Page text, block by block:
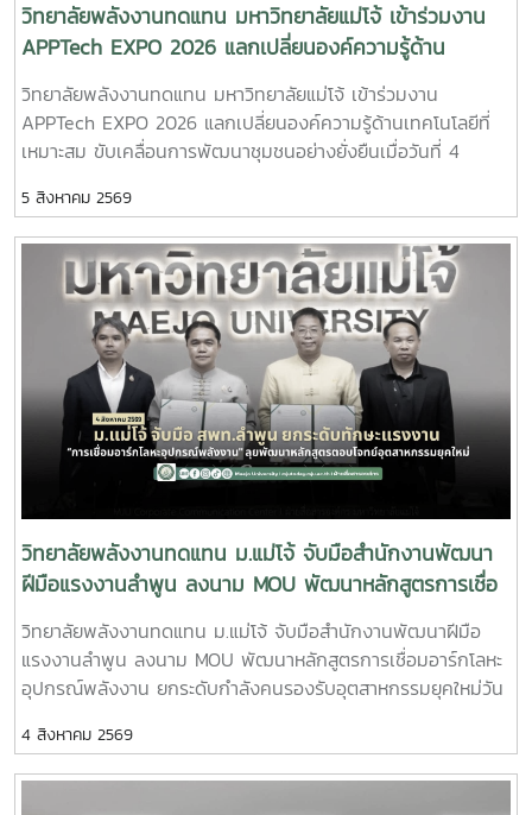
วิทยาลัยพลังงานทดแทน มหาวิทยาลัยแม่โจ้ เข้าร่วมงาน
APPTech EXPO 2026 แลกเปลี่ยนองค์ความรู้ด้าน
เทคโนโลยีที่เหมาะสม ขับเคลื่อนการพัฒนาชุมชนอย่าง
ยั่งยืน
วิทยาลัยพลังงานทดแทน มหาวิทยาลัยแม่โจ้ เข้าร่วมงาน
APPTech EXPO 2026 แลกเปลี่ยนองค์ความรู้ด้านเทคโนโลยีที่
เหมาะสม ขับเคลื่อนการพัฒนาชุมชนอย่างยั่งยืนเมื่อวันที่ 4
ช่วยศาสตราจารย์ ดร.ภคมน ปินตานา อาจารย์ประจำวิทยาลัย
พลังงานทดแทน มหาวิทยาลัยแม่โจ้ เข้าร่วมการประชุม APPTech
EXPO 2026 : พลังเทคโนโลยีที่เหมาะสม เพื่อการพัฒนาชุมชน
พื้นที่ “สร้างนวัตกรชุมชน ขับเคลื่อนเศรษฐกิจฐานรากอย่าง
ยั่งยืน” ณ โรงแรมเซ็นทารา แกรนด์ แอท เซ็นทรัลพลาซา
ลาดพร้าว กรุงเทพมหานครภายในงานมีการนำเสนอแนวคิดและ
แนวทางการขับเคลื่อน Appropriate Technology (AppTech)
เพื่อยกระดับเศรษฐกิจฐานราก โดยมุ่งเชื่อมโยงองค์ความรู้จาก
สถาบันการศึกษาสู่การใช้ประโยชน์ในชุมชน ผ่านการพัฒนา
เทคโนโลยีที่เหมาะสม การสร้างนวัตกรชุมชน และการพัฒนา
เทคโนโลยี การเชื่อมโยงเครือข่ายความร่วมมือ และการสร้าง
โอกาสในการเพิ่มรายได้ให้แก่ประชาชนอย่างยั่งยืนประเด็นสำคัญ
ภายในงาน ประกอบด้วย - การพัฒนาเทคโนโลยีที่เหมาะสม
(Appropriate Technology) เพื่อการพัฒนาชุมชน- การสร้าง
และพัฒนานวัตกรชุมชนเพื่อขับเคลื่อนเศรษฐกิจฐานราก - การ
ประยุกต์ใช้แพลตฟอร์ม AppTech เพื่อถ่ายทอดองค์ความรู้และ
เชื่อมโยงเครือข่าย - การแลกเปลี่ยนประสบการณ์ระหว่างสถาบัน
การศึกษา หน่วยงานภาครัฐ และภาคีเครือข่ายด้านการพัฒนา
ชุมชน การเข้าร่วมประชุมครั้งนี้นับเป็นโอกาสสำคัญในการติดตาม
ทิศทางการพัฒนาเทคโนโลยีที่เหมาะสมของประเทศ พร้อมแลก
5 สิงหาคม 2569
วิทยาลัยพลังงานทดแทน ม.แม่โจ้ จับมือสำนักงานพัฒนา
ฝีมือแรงงานลำพูน ลงนาม MOU พัฒนาหลักสูตรการเชื่อ
มอาร์กโลหะอุปกรณ์พลังงาน ยกระดับกำลังคนรองรับ
อุตสาหกรรมยุคใหม่
วิทยาลัยพลังงานทดแทน ม.แม่โจ้ จับมือสำนักงานพัฒนาฝีมือ
แรงงานลำพูน ลงนาม MOU พัฒนาหลักสูตรการเชื่อมอาร์กโลหะ
อุปกรณ์พลังงาน ยกระดับกำลังคนรองรับอุตสาหกรรมยุคใหม่วัน
พลังงานทดแทน ร่วมกับ สำนักงานพัฒนาฝีมือแรงงานลำพูน จัด
พิธีลงนามบันทึกความเข้าใจความร่วมมือทางวิชาการ
4 สิงหาคม 2569